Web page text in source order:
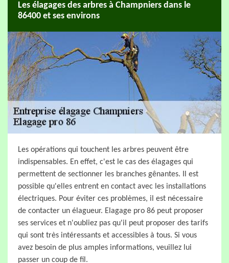
Les élagages des arbres à Champniers dans le
86400 et ses environs
Les opérations qui touchent les arbres peuvent être
indispensables. En effet, c'est le cas des élagages qui
permettent de sectionner les branches gênantes. Il est
possible qu'elles entrent en contact avec les installations
électriques. Pour éviter ces problèmes, il est nécessaire
de contacter un élagueur. Elagage pro 86 peut proposer
ses services et n'oubliez pas qu'il peut proposer des tarifs
qui sont très intéressants et accessibles à tous. Si vous
avez besoin de plus amples informations, veuillez lui
passer un coup de fil.